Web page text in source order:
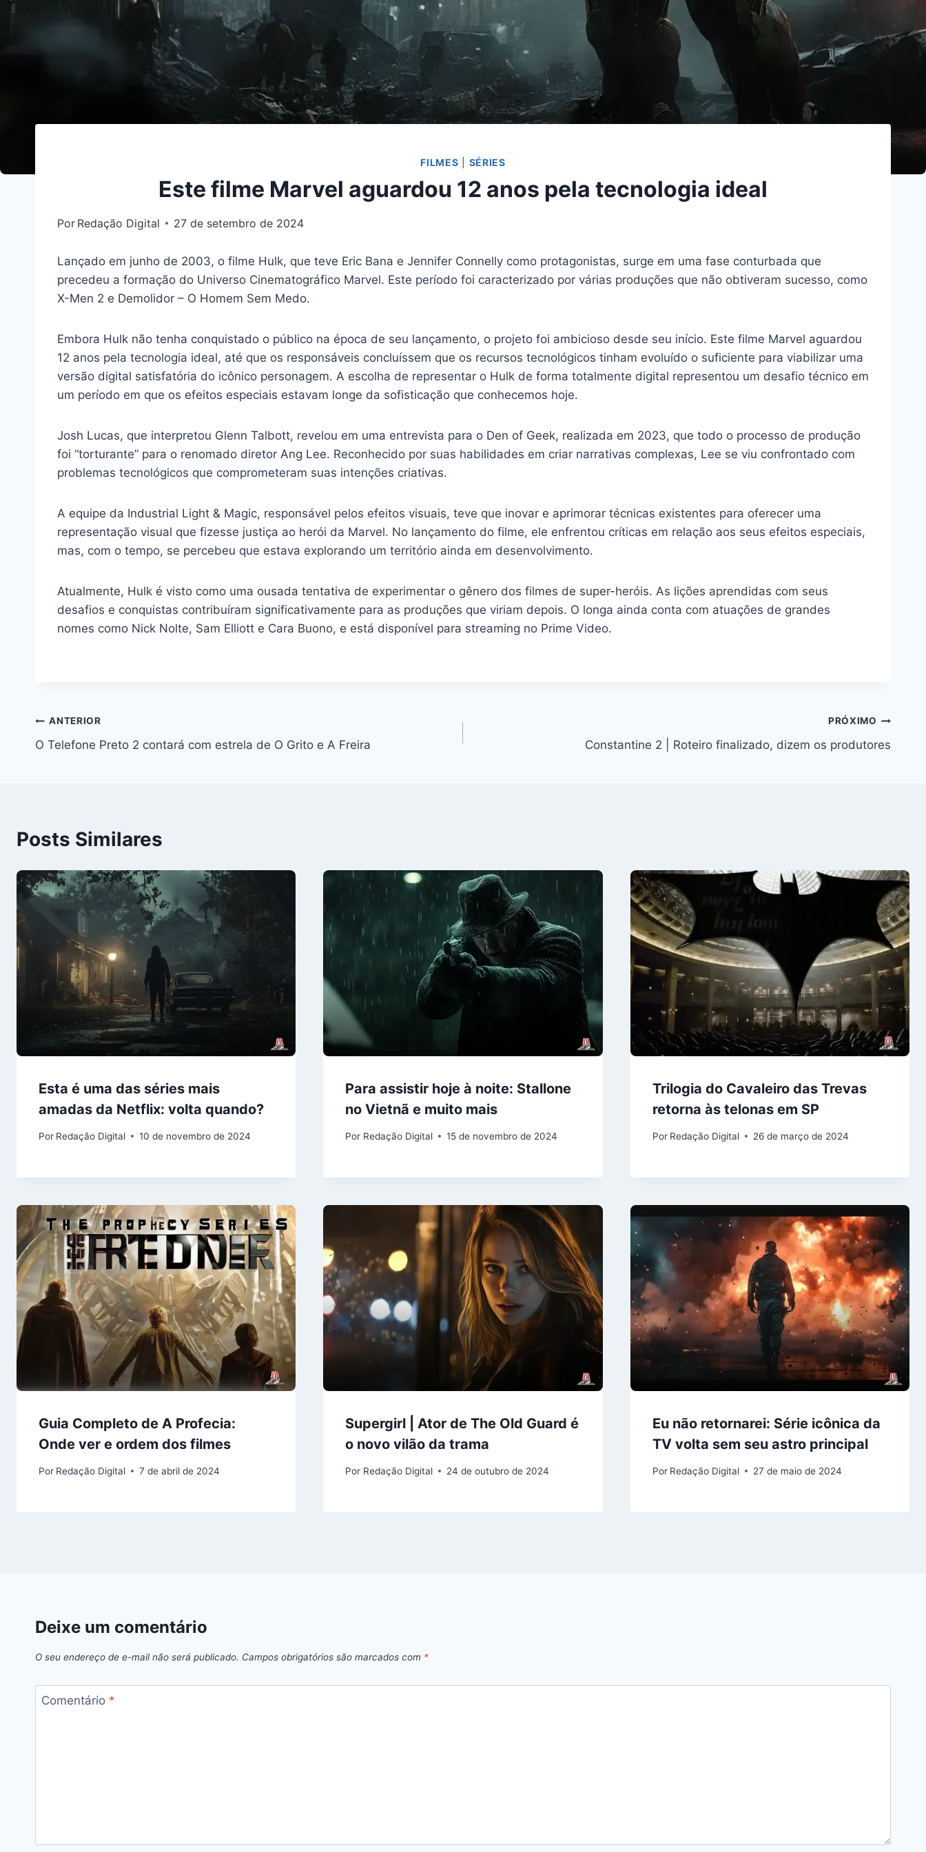
FILMES SÉRIES
Este filme Marvel aguardou 12 anos pela tecnologia ideal
Por Redação Digital 27 de setembro de 2024
Lançado em junho de 2003, o filme Hulk, que teve Eric Bana e Jennifer Connelly como protagonistas, surge em uma fase conturbada que
precedeu a formação do Universo Cinematográfico Marvel. Este período foi caracterizado por várias produções que não obtiveram sucesso, como
X-Men 2 e Demolidor – O Homem Sem Medo.
Embora Hulk não tenha conquistado o público na época de seu lançamento, o projeto foi ambicioso desde seu início. Este filme Marvel aguardou
12 anos pela tecnologia ideal, até que os responsáveis concluíssem que os recursos tecnológicos tinham evoluído o suficiente para viabilizar uma
versão digital satisfatória do icônico personagem. A escolha de representar o Hulk de forma totalmente digital representou um desafio técnico em
um período em que os efeitos especiais estavam longe da sofisticação que conhecemos hoje.
Josh Lucas, que interpretou Glenn Talbott, revelou em uma entrevista para o Den of Geek, realizada em 2023, que todo o processo de produção
foi “torturante” para o renomado diretor Ang Lee. Reconhecido por suas habilidades em criar narrativas complexas, Lee se viu confrontado com
problemas tecnológicos que comprometeram suas intenções criativas.
A equipe da Industrial Light & Magic, responsável pelos efeitos visuais, teve que inovar e aprimorar técnicas existentes para oferecer uma
representação visual que fizesse justiça ao herói da Marvel. No lançamento do filme, ele enfrentou críticas em relação aos seus efeitos especiais,
mas, com o tempo, se percebeu que estava explorando um território ainda em desenvolvimento.
Atualmente, Hulk é visto como uma ousada tentativa de experimentar o gênero dos filmes de super-heróis. As lições aprendidas com seus
desafios e conquistas contribuíram significativamente para as produções que viriam depois. O longa ainda conta com atuações de grandes
nomes como Nick Nolte, Sam Elliott e Cara Buono, e está disponível para streaming no Prime Video.
Navegação
de
ANTERIOR
O Telefone Preto 2 contará com estrela de O Grito e A Freira
PRÓXIMO
Constantine 2 | Roteiro finalizado, dizem os produtores
Posts Similares
Esta é uma das séries mais
amadas da Netflix: volta quando?
Por Redação Digital 10 de novembro de 2024
Para assistir hoje à noite: Stallone
no Vietnã e muito mais
Por Redação Digital 15 de novembro de 2024
Trilogia do Cavaleiro das Trevas
retorna às telonas em SP
Por Redação Digital 26 de março de 2024
Guia Completo de A Profecia:
Onde ver e ordem dos filmes
Por Redação Digital 7 de abril de 2024
Supergirl | Ator de The Old Guard é
o novo vilão da trama
Por Redação Digital 24 de outubro de 2024
Eu não retornarei: Série icônica da
TV volta sem seu astro principal
Por Redação Digital 27 de maio de 2024
Deixe um comentário
O seu endereço de e-mail não será publicado. Campos obrigatórios são marcados com *
Comentário *